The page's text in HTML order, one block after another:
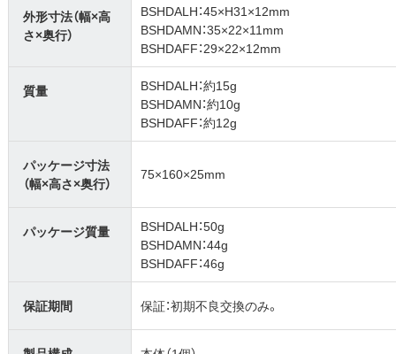
外形寸法（幅×高
さ×奥行）
BSHDALH：45×H31×12mm
BSHDAMN：35×22×11mm
BSHDAFF：29×22×12mm
質量
BSHDALH：約15g
BSHDAMN：約10g
BSHDAFF：約12g
パッケージ寸法
（幅×高さ×奥行）
75×160×25mm
パッケージ質量
BSHDALH：50g
BSHDAMN：44g
BSHDAFF：46g
保証期間 保証：初期不良交換のみ。